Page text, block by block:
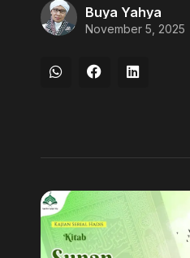
Buya Yahya
November 5, 2025